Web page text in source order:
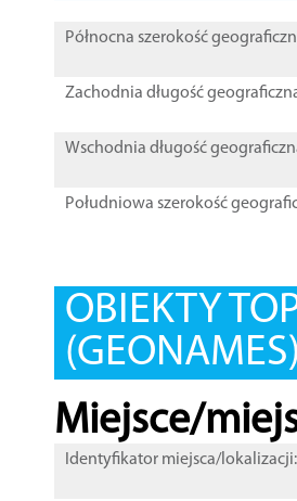
Północna szerokość
Zachodnia długość
Wschodnia długość
Południowa szerokość
OBIEKTY
Miejsce/
Identyfikator miejsca/lokalizacji: